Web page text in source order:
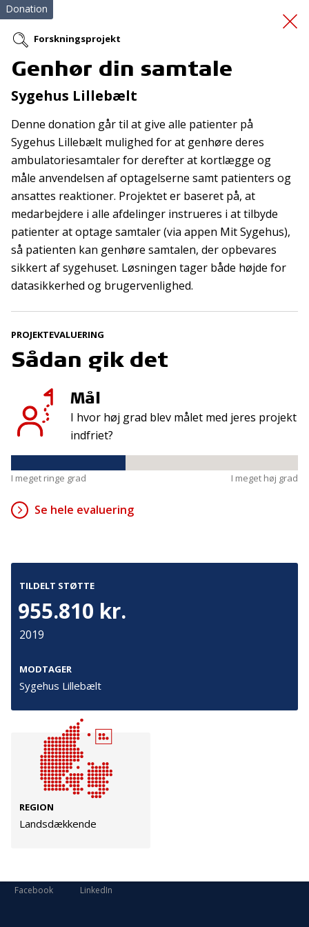
Genindsendelse af
160273
Donation
Forskningsprojekt
Genhør din samtale
Sygehus Lillebælt
Denne donation går til at give alle patienter på
Sygehus Lillebælt mulighed for at genhøre deres
ambulatoriesamtaler for derefter at kortlægge og
måle anvendelsen af optagelserne samt patienters og
ansattes reaktioner. Projektet er baseret på, at
medarbejdere i alle afdelinger instrueres i at tilbyde
patienter at optage samtaler (via appen Mit Sygehus),
så patienten kan genhøre samtalen, der opbevares
sikkert af sygehuset. Løsningen tager både højde for
datasikkerhed og brugervenlighed.
PROJEKTEVALUERING
Sådan gik det
Mål
I hvor høj grad blev målet med jeres projekt
indfriet?
I meget ringe grad I meget høj grad
Se hele evaluering
TILDELT STØTTE
955.810 kr.
2019
MODTAGER
Sygehus Lillebælt
REGION
Landsdækkende
Tilmeld nyhedsbrev
De seneste nyheder om TrygFondens og TryghedsGruppens
aktiviteter direkte i din indbakke.
Tilmeld
Kontakt
TrygFonden
T:45 26 08 00
info@trygfonden.dk
TryghedsGruppen
45 26 08 26
info@tryghedsgruppen.dk
2830 Virum
Fakturering
Kontakt os
Presse
Cookies
Vilkår
TryghedsGruppen
Facebook
Facebook LinkedIn